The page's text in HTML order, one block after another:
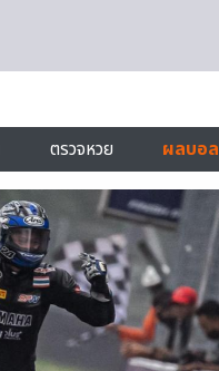
ตรวจหวย ผลบอล